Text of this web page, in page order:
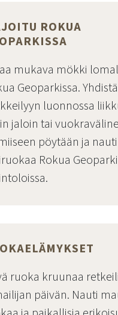
ROKUA
mukava mökki
Geoparkissa. Yhdistä
luonnossa
jaloin tai
pöytään ja nauti
Rokua
ruoka kruunaa
päivän. Nauti